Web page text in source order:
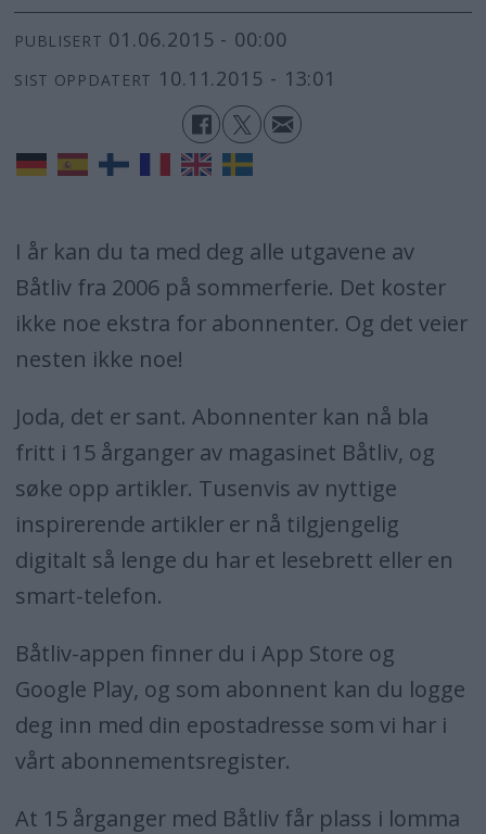
Logg inn
PUBLISERT 01.06.2015 - 00:00
SIST OPPDATERT 10.11.2015 - 13:01
I år kan du ta med deg alle utgavene av
Båtliv fra 2006 på sommerferie. Det koster
ikke noe ekstra for abonnenter. Og det veier
nesten ikke noe!
Joda, det er sant. Abonnenter kan nå bla
fritt i 15 årganger av magasinet Båtliv, og
søke opp artikler. Tusenvis av nyttige
inspirerende artikler er nå tilgjengelig
digitalt så lenge du har et lesebrett eller en
smart-telefon.
Båtliv-appen finner du i App Store og
Google Play, og som abonnent kan du logge
deg inn med din epostadresse som vi har i
vårt abonnementsregister.
At 15 årganger med Båtliv får plass i lomma